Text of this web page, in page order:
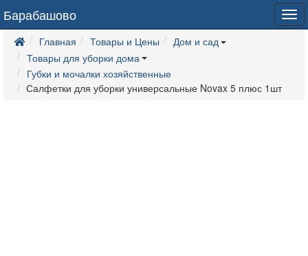
Барабашово
Главная Товары и Цены
Дом и сад
Товары для уборки дома
Губки и мочалки хозяйственные
Салфетки для уборки универсальные Novax 5 плюс 1шт